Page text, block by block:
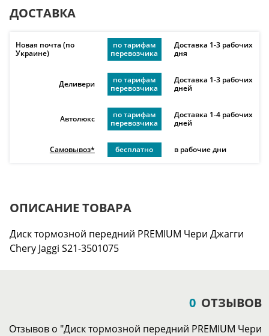
ДОСТАВКА
Новая почта (по
Украине)
по тарифам
перевозчика
Доставка 1-3 рабочих
дня
Деливери
по тарифам
перевозчика
Доставка 1-3 рабочих
дней
Автолюкс
по тарифам
перевозчика
Доставка 1-4 рабочих
дней
Самовывоз* бесплатно в рабочие дни
ОПИСАНИЕ ТОВАРА
Диск тормозной передний PREMIUM Чери Джагги
Chery Jaggi S21-3501075
0 ОТЗЫВОВ
Отзывов о "Диск тормозной передний PREMIUM Чери